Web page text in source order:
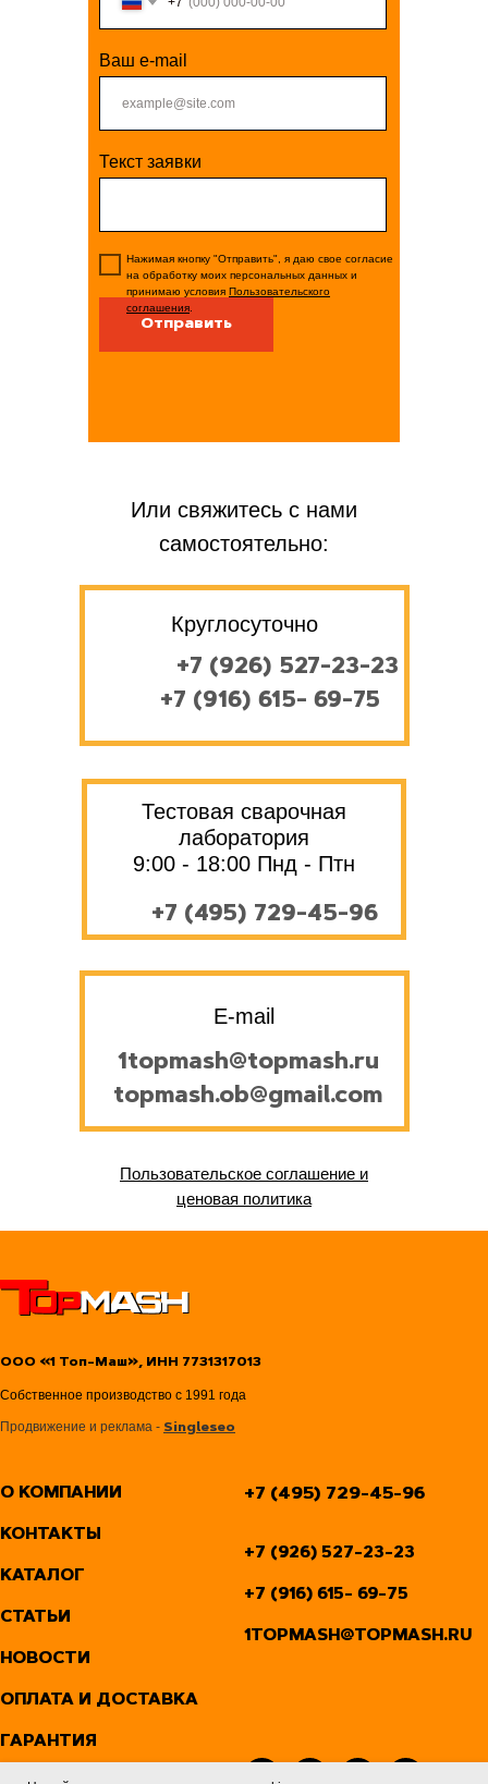
Ваш e-mail
Текст заявки
Отправить
Нажимая кнопку "Отправить", я даю свое согласие
на обработку моих персональных данных и
принимаю условия Пользовательского
соглашения
Или свяжитесь с нами
самостоятельно:
Тестовая сварочная
лаборатория
9:00 - 18:00 Пнд - Птн
+7 (495) 729-45-96
Круглосуточно
+7 (926) 527-23-23
+7 (916) 615- 69-75
E-mail
1topmash@topmash.ru
topmash.ob@gmail.com
Пользовательское соглашение и
ценовая политика
ООО «1 Топ-Маш», ИНН 7731317013
Собственное производство с 1991 года
Продвижение и реклама - Singleseo
О КОМПАНИИ
КОНТАКТЫ
КАТАЛОГ
СТАТЬИ
НОВОСТИ
ОПЛАТА И ДОСТАВКА
ГАРАНТИЯ
+7 (495) 729-45-96
+7 (926) 527-23-23
+7 (916) 615- 69-75
1TOPMASH@TOPMASH.RU